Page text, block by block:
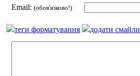
Email: (обов'язково!)
теги форматування додати смайли